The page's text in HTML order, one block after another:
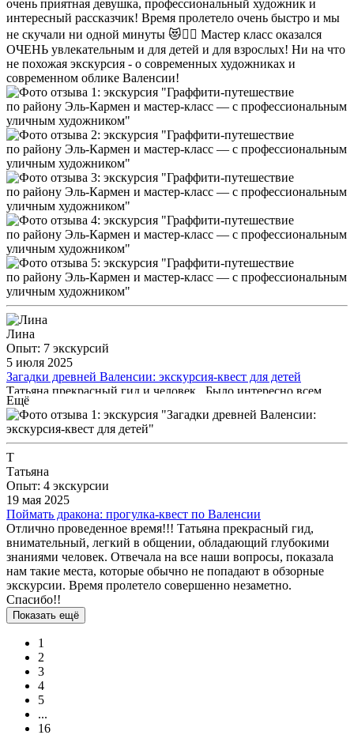
очень приятная девушка, профессиональный художник и
интересный рассказчик! Время пролетело очень быстро и мы
не скучали ни одной минуты 😻👍🏻 Мастер класс оказался
ОЧЕНЬ увлекательным и для детей и для взрослых! Ни на что
не похожая экскурсия - о современных художниках и
современном облике Валенсии!
Лина
Опыт: 7 экскурсий
5 июля 2025
Загадки древней Валенсии: экскурсия-квест для детей
Татьяна прекрасный гид и человек . Было интересно всем ,
влюбились Валенсию и обязательно приедем еще , было
интересно и познавательно . Очень рекомендую 🤩
Ещё
Т
Татьяна
Опыт: 4 экскурсии
19 мая 2025
Поймать дракона: прогулка-квест по Валенсии
Отлично проведенное время!!! Татьяна прекрасный гид,
внимательный, легкий в общении, обладающий глубокими
знаниями человек. Отвечала на все наши вопросы, показала
нам такие места, которые обычно не попадают в обзорные
экскурсии. Время пролетело совершенно незаметно.
Спасибо!!
Показать ещё
1
2
3
4
5
...
16